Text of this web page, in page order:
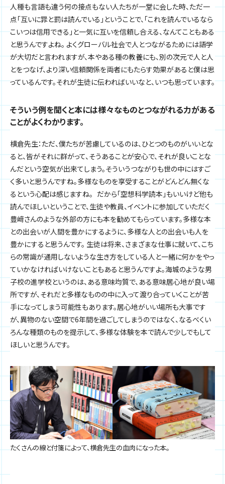
人種も言語も違う何の接点もない人たちが一堂に会した時、ただ一
点「互いに罪と罰は読んでいる」ということで、「これを読んでいるなら
こいつは信用できる」と一気に互いを信頼し合える、なんてこともある
と思うんですよね。 よくグローバル社会で人とつながるためには語学
が大切だと言われますが、本やある種の教養にも、別の次元で人と人
とをつなげ、より深い信頼関係を両者にもたらす効果があると僕は思
っているんです。それが生徒に伝わればいいなと、いつも思っています。
そういう例を聞くと本には様々なものとつながれる力がある
ことがよくわかります。
横倉先生：ただ、僕たちが苦慮しているのは、ひとつのものがいいとな
ると、皆がそれに群がって、そうあることが安心で、それが良いことな
んだという空気が出来てしまう。そういうつながりも世の中にはすご
く多いと思うんですね。多様なものを享受することがどんどん無くな
るという心配は感じますね。 だから「空想科学読本」もいいけど他も
読んでほしいということで、生徒や教員、イベントに参加していただく
豊﨑さんのような外部の方にも本を勧めてもらっています。多様な本
との出会いが人間を豊かにするように、多様な人との出会いも人を
豊かにすると思うんです。 生徒は将来、さまざまな仕事に就いて、こち
らの常識が通用しないような生き方をしている人と一緒に何かをやっ
ていかなければいけないこともあると思うんですよ。海城のような男
子校の進学校というのは、ある意味均質で、ある意味居心地が良い場
所ですが、それだと多様なものの中に入って渡り合っていくことが苦
手になってしまう可能性もあります。居心地がいい場所も大事です
が、異物のない空間で6年間を過ごしてしまうのではなく、なるべくい
ろんな種類のものを提示して、多様な体験を本で読んで少しでもして
ほしいと思うんです。
たくさんの線と付箋によって、横倉先生の血肉になった本。